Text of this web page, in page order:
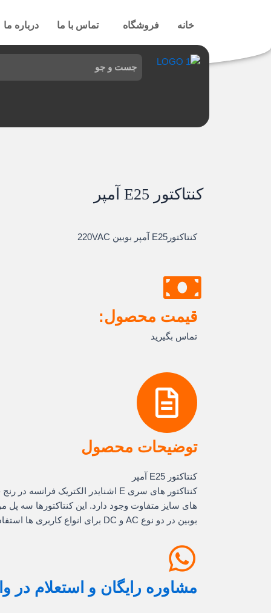
خانه فروشگاه تماس با ما درباره ما
کنتاکتور E25 آمپر
کنتاکتورE25 آمپر بوبین 220VAC
قیمت محصول:
تماس بگیرید
توضیحات محصول
کنتاکتور E25 آمپر
های سایز متفاوت وجود دارد. این کنتاکتورها سه
بوبین در دو نوع AC و DC برای انواع کاربری ها استفاده می شود
مشاوره رایگان و استعلام در